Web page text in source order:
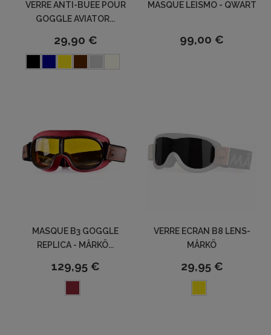
VERRE ANTI-BUEE POUR
GOGGLE AVIATOR...
29,90 €
MASQUE LEISMO - QWART
99,00 €
MASQUE B3 GOGGLE
REPLICA - MÂRKÖ...
129,95 €
VERRE ECRAN B8 LENS-
MÂRKÖ
29,95 €